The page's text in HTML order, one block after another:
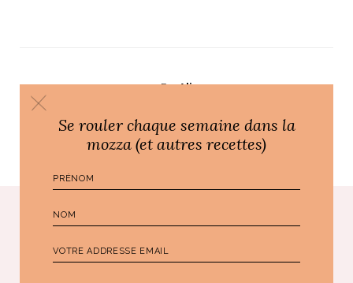
ParAli
PRÉCÉDENT SUIVANT
Se rouler chaque semaine dans la
mozza (et autres recettes)